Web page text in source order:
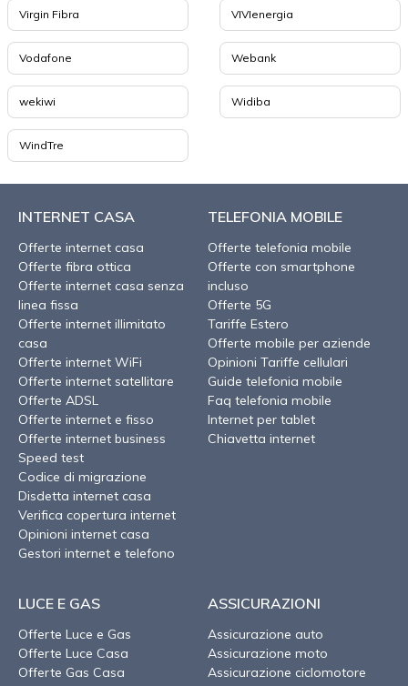
Virgin Fibra VIVIenergia
Vodafone Webank
wekiwi Widiba
WindTre
INTERNET CASA
Offerte internet casa
Offerte fibra ottica
Offerte internet casa senza
linea fissa
Offerte internet illimitato
casa
Offerte internet WiFi
Offerte internet satellitare
Offerte ADSL
Offerte internet e fisso
Offerte internet business
Speed test
Codice di migrazione
Disdetta internet casa
Verifica copertura internet
Opinioni internet casa
Gestori internet e telefono
TELEFONIA MOBILE
Offerte telefonia mobile
Offerte con smartphone
incluso
Offerte 5G
Tariffe Estero
Offerte mobile per aziende
Opinioni Tariffe cellulari
Guide telefonia mobile
Faq telefonia mobile
Internet per tablet
Chiavetta internet
LUCE E GAS
Offerte Luce e Gas
Offerte Luce Casa
Offerte Gas Casa
ASSICURAZIONI
Assicurazione auto
Assicurazione moto
Assicurazione ciclomotore